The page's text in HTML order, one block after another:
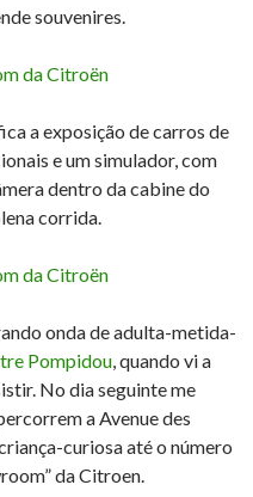
souvenires.
a exposição de carros de
e um simulador, com
dentro da cabine do
corrida.
onda de adulta-metida-
Pompidou , quando vi a
No dia seguinte me
a Avenue des
curiosa até o número
da Citroen.